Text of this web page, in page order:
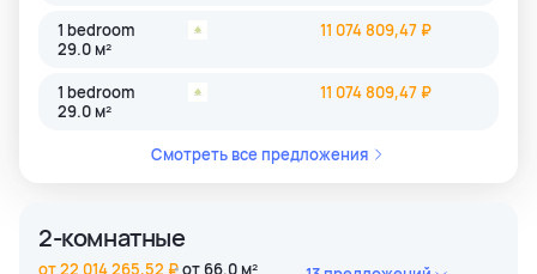
1 bedroom
29.0 м²
11 074 809,47 ₽
1 bedroom
29.0 м²
11 074 809,47 ₽
Смотреть все предложения
2-комнатные
от 66.0 м²
от 22 014 265,52 ₽